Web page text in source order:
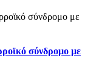
σύνδρομο με